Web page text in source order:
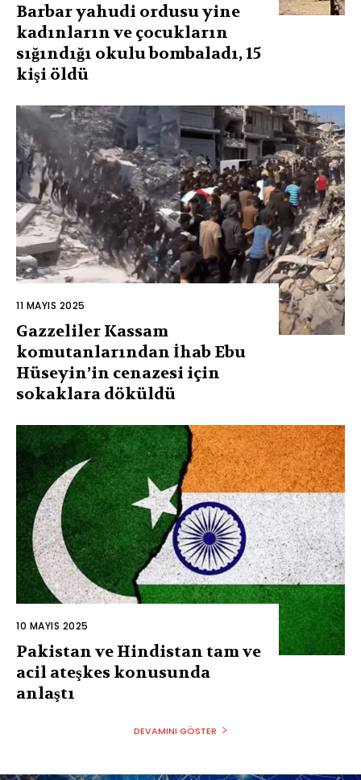
Barbar yahudi ordusu yine
kadınların ve çocukların
sığındığı okulu bombaladı, 15
kişi öldü
11 MAYIS 2025
Gazzeliler Kassam
komutanlarından İhab Ebu
Hüseyin’in cenazesi için
sokaklara döküldü
10 MAYIS 2025
Pakistan ve Hindistan tam ve
acil ateşkes konusunda
anlaştı
DEVAMINI GÖSTER